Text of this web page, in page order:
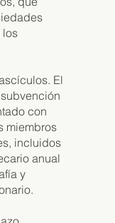
los
El
con
miembros
incluidos
anual
y